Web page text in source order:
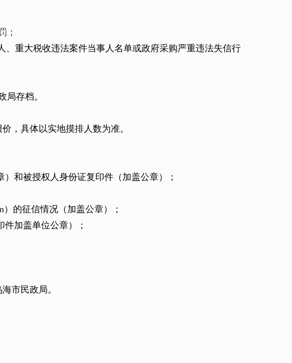
；
重大税收违法案件当事人名单或政府采购严重违法失信行
局存档。
，具体以实地摸排人数为准。
和被授权人身份证复印件（加盖公章）；
）的征信情况（加盖公章）；
加盖单位公章）；
海市民政局。